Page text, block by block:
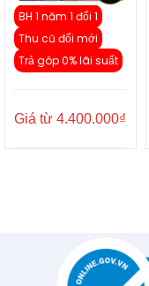
BH 1 năm 1 đổi 1
Thu cũ đổi mới
Trả góp 0% lãi suất
Giá từ 4.400.000₫